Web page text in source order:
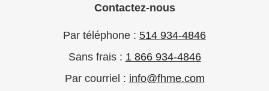
Contactez-nous
Par téléphone : 514 934-4846
Sans frais : 1 866 934-4846
Par courriel : info@fhme.com